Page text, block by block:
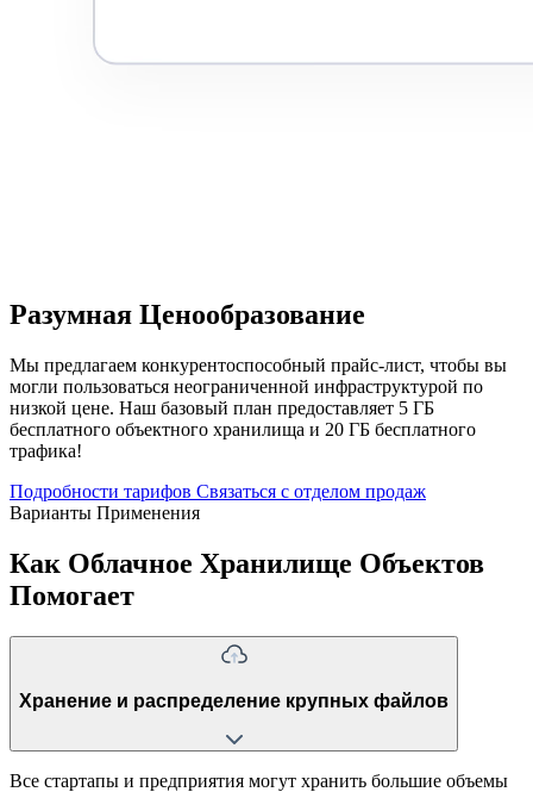
Разумная Ценообразование
Мы предлагаем конкурентоспособный прайс-лист, чтобы вы
могли пользоваться неограниченной инфраструктурой по
низкой цене. Наш базовый план предоставляет 5 ГБ
бесплатного объектного хранилища и 20 ГБ бесплатного
трафика!
Подробности тарифов Связаться с отделом продаж
Варианты Применения
Как Облачное Хранилище Объектов
Помогает
Хранение и распределение крупных файлов
Все стартапы и предприятия могут хранить большие объемы